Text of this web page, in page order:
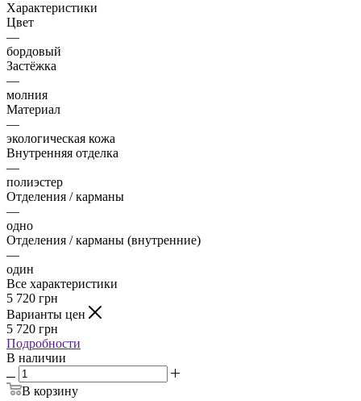
Характеристики
Цвет
—
бордовый
Застёжка
—
молния
Материал
—
экологическая кожа
Внутренняя отделка
—
полиэстер
Отделения / карманы
—
одно
Отделения / карманы (внутренние)
—
один
Все характеристики
5 720 грн
Варианты цен
5 720 грн
Подробности
В наличии
В корзину